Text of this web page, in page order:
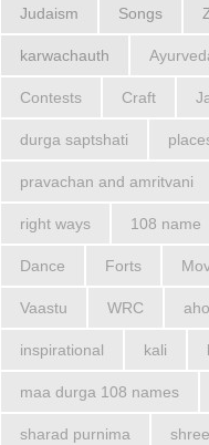
Judaism Songs
karwachauth
Contests Craft
durga saptshati
pravachan and amritvani
right ways 108 name
Dance Forts
Vaastu WRC
inspirational kali
maa durga 108 names
sharad purnima